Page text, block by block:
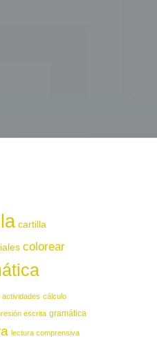
cartilla
colorear
cálculo
escrita gramática
lectura comprensiva